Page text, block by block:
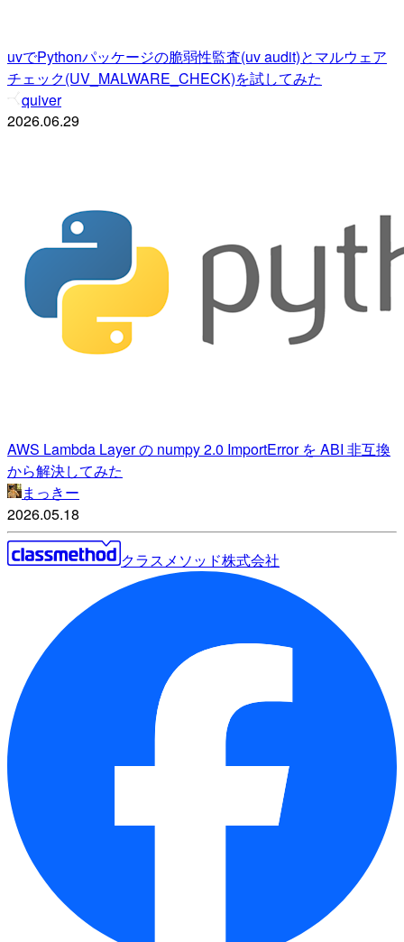
uvでPythonパッケージの脆弱性監査(uv audit)とマルウェア
チェック(UV_MALWARE_CHECK)を試してみた
quiver
2026.06.29
AWS Lambda Layer の numpy 2.0 ImportError を ABI 非互換
から解決してみた
まっきー
2026.05.18
クラスメソッド株式会社